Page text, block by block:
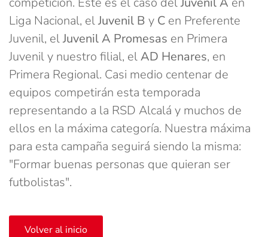
Liga Nacional, elJuvenil B y C en Preferente
Juvenil, elJuvenil A Promesas en Primera
Juvenil y nuestro filial, elAD Henares, en
Primera Regional. Casi medio centenar de
equipos competirán esta temporada
representando a la RSD Alcalá y muchos de
ellos en la máxima categoría. Nuestra máxima
para esta campaña seguirá siendo la misma:
"Formar buenas personas que quieran ser
futbolistas".
Volver al inicio